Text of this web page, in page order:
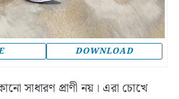
DOWNLOAD
সাধারণ প্রাণী নয়। এরা চোখে